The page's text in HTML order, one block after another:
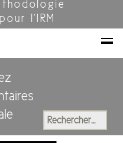
l'IRM
Rechercher :